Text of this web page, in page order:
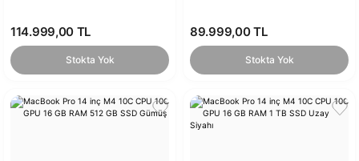
114.999,00 TL
Stokta Yok
89.999,00 TL
Stokta Yok